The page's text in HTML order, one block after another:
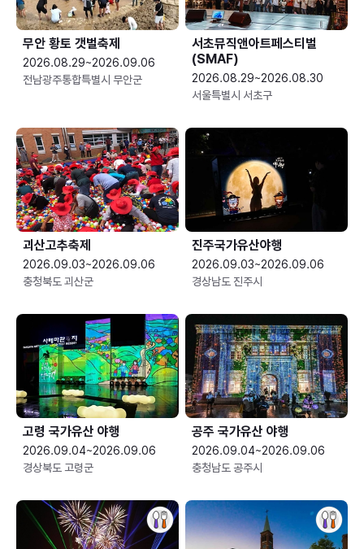
무안 황토 갯벌축제
2026.08.29~2026.09.06
전남광주통합특별시 무안군
서초뮤직앤아트페스티벌
(SMAF)
2026.08.29~2026.08.30
서울특별시 서초구
괴산고추축제
2026.09.03~2026.09.06
충청북도 괴산군
진주국가유산야행
2026.09.03~2026.09.06
경상남도 진주시
고령 국가유산 야행
2026.09.04~2026.09.06
경상북도 고령군
공주 국가유산 야행
2026.09.04~2026.09.06
충청남도 공주시